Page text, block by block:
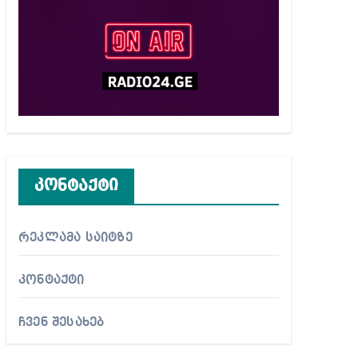
კონტაქტი
რეკლამა საიტზე
კონტაქტი
ჩვენ შესახებ